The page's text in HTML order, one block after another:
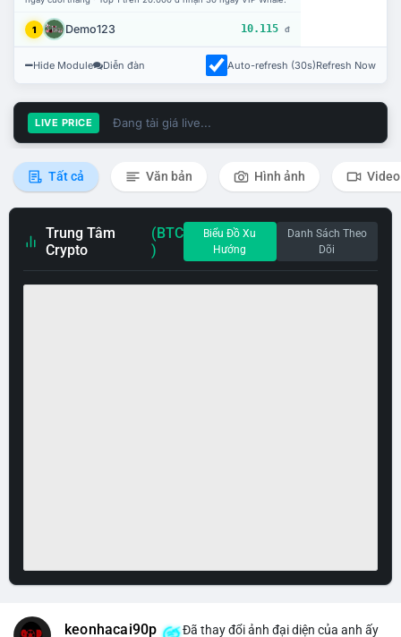
1 Demo123 10.115 đ
Hide Module Diễn đàn Auto-refresh (30s)Refresh Now
LIVE PRICE Đang tải giá live...
Tất cả Văn bản Hình ảnh Video
Trung Tâm
Crypto
(BTC
)
Biểu Đồ Xu
Hướng
Danh Sách Theo
Dõi
keonhacai90p Đã thay đổi ảnh đại diện của anh ấy